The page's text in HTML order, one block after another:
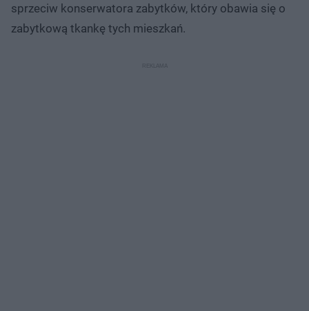
sprzeciw konserwatora zabytków, który obawia się o
zabytkową tkankę tych mieszkań.